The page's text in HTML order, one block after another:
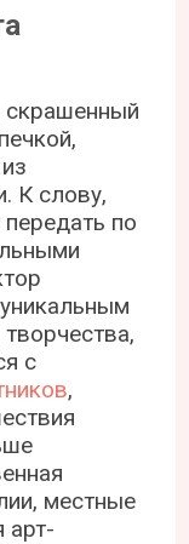
К слову,
по
с
,
местные
арт-